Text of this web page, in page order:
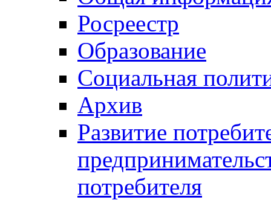
Росреестр
Образование
Социальная
Архив
Развитие
потребителя